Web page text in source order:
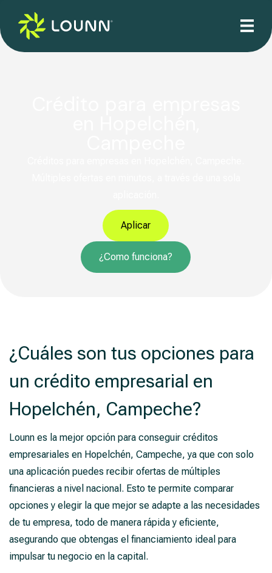
Aplicar
¿Como funciona?
¿Cuáles son tus opciones para
un crédito empresarial en
Hopelchén, Campeche?
Lounn es la mejor opción para conseguir créditos
empresariales en Hopelchén, Campeche, ya que con solo
una aplicación puedes recibir ofertas de múltiples
financieras a nivel nacional. Esto te permite comparar
opciones y elegir la que mejor se adapte a las necesidades
de tu empresa, todo de manera rápida y eficiente,
asegurando que obtengas el financiamiento ideal para
impulsar tu negocio en la capital.